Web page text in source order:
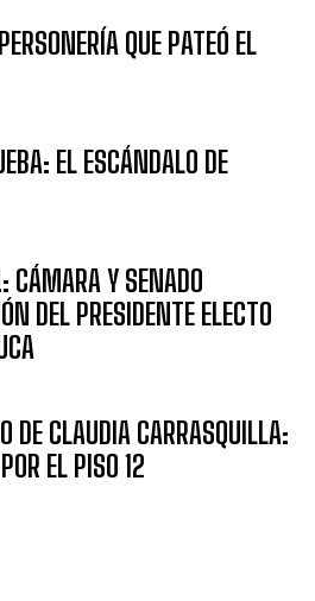
QUE PATEÓ EL
EL ESCÁNDALO DE
CÁMARA Y SENADO
DEL PRESIDENTE ELECTO
DE CLAUDIA CARRASQUILLA:
EL PISO 12